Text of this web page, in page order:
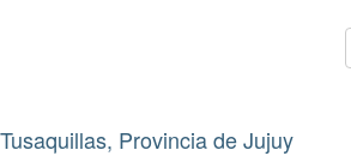
Provincia de Jujuy